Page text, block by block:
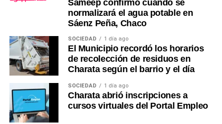
Sameep confirmó cuándo se
normalizará el agua potable en
Sáenz Peña, Chaco
SOCIEDAD 1 día ago
El Municipio recordó los horarios
de recolección de residuos en
Charata según el barrio y el día
SOCIEDAD 1 día ago
Charata abrió inscripciones a
cursos virtuales del Portal Empleo